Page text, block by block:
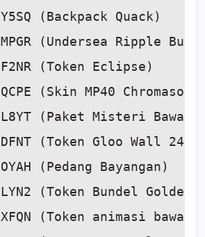
Y5SQ (Backpack Quack)
MPGR (Undersea Ripple
F2NR (Token Eclipse)
QCPE (Skin MP40
L8YT (Paket Misteri Bawah
DFNT (Token Gloo Wall 24K)
OYAH (Pedang Bayangan)
LYN2 (Token Bundel Golden
XFQN (Token animasi